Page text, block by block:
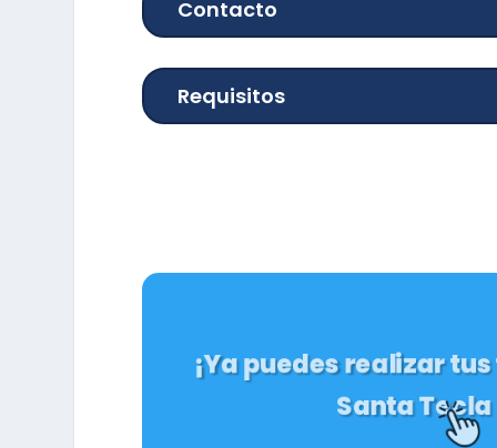
Contacto
Requisitos
¡Ya puedes realizar
Santa